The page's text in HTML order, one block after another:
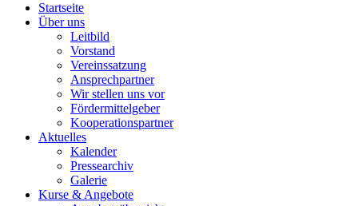
Startseite
Über uns
Leitbild
Vorstand
Vereinssatzung
Ansprechpartner
Wir stellen uns vor
Fördermittelgeber
Kooperationspartner
Aktuelles
Kalender
Pressearchiv
Galerie
Kurse & Angebote